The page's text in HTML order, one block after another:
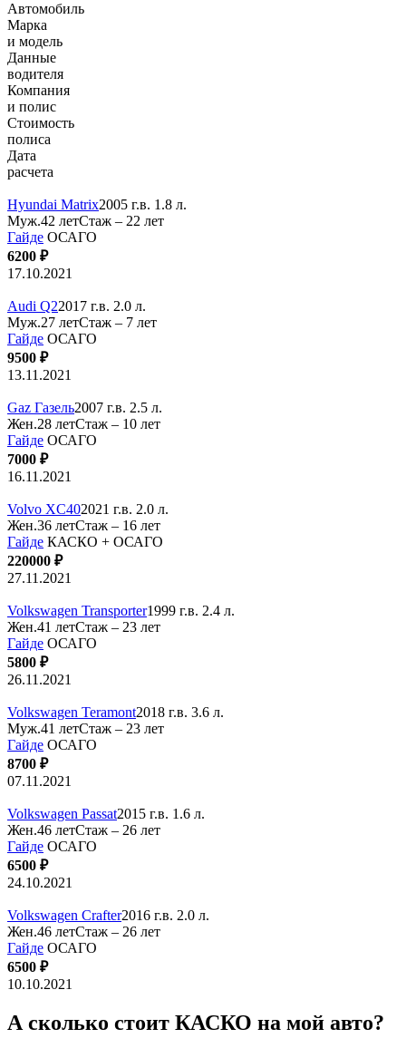
Автомобиль
Марка
и модель
Данные
водителя
Компания
и полис
Стоимость
полиса
Дата
расчета
Hyundai Matrix2005 г.в. 1.8 л.
Муж.42 летСтаж – 22 лет
Гайде ОСАГО
6200 ₽
17.10.2021
Audi Q22017 г.в. 2.0 л.
Муж.27 летСтаж – 7 лет
Гайде ОСАГО
9500 ₽
13.11.2021
Gaz Газель2007 г.в. 2.5 л.
Жен.28 летСтаж – 10 лет
Гайде ОСАГО
7000 ₽
16.11.2021
Volvo XC402021 г.в. 2.0 л.
Жен.36 летСтаж – 16 лет
Гайде КАСКО + ОСАГО
220000 ₽
27.11.2021
Volkswagen Transporter1999 г.в. 2.4 л.
Жен.41 летСтаж – 23 лет
Гайде ОСАГО
5800 ₽
26.11.2021
Volkswagen Teramont2018 г.в. 3.6 л.
Муж.41 летСтаж – 23 лет
Гайде ОСАГО
8700 ₽
07.11.2021
Volkswagen Passat2015 г.в. 1.6 л.
Жен.46 летСтаж – 26 лет
Гайде ОСАГО
6500 ₽
24.10.2021
Volkswagen Crafter2016 г.в. 2.0 л.
Жен.46 летСтаж – 26 лет
Гайде ОСАГО
6500 ₽
10.10.2021
А сколько стоит КАСКО на мой авто?